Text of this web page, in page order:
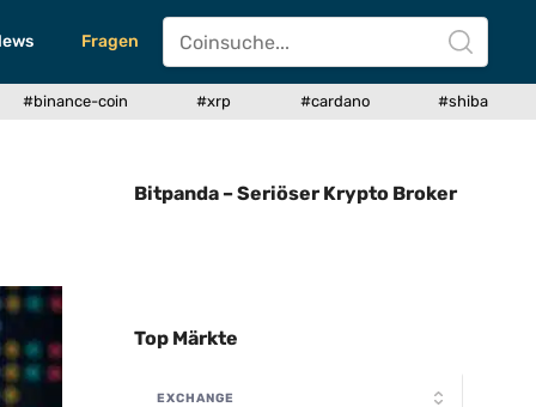
Fragen
#binance-coin #xrp #cardano #shiba
Bitpanda – Seriöser Krypto Broker
Top Märkte
EXCHANGE